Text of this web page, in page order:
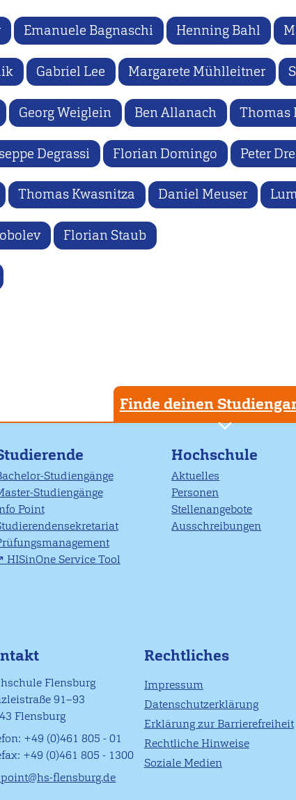
Emanuele Bagnaschi Henning Bahl
Gabriel Lee Margarete Mühlleitner
Georg Weiglein Ben Allanach Thomas
Degrassi Florian Domingo Peter
Thomas Kwasnitza Daniel Meuser
Florian Staub
Finde deinen
Studiengänge
Studiengänge
Point
HISinOne Service Tool
Hochschule
Aktuelles
Personen
Stellenangebote
Ausschreibungen
Flensburg
91–93
Flensburg
+49 (0)461 805 - 01
+49 (0)461 805 - 1300
flensburg.de
Rechtliches
Impressum
Datenschutzerklärung
Erklärung zur Barrierefreiheit
Rechtliche Hinweise
Soziale Medien